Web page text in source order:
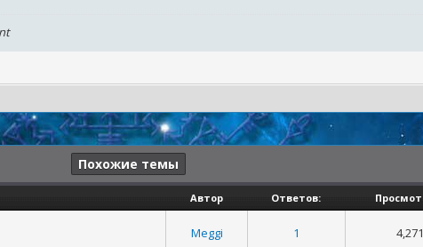
Похожие темы
Автор Ответов:
Meggi 1 4,271